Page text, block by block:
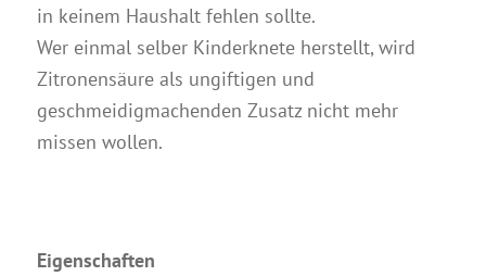
in keinem Haushalt fehlen sollte.
Wer einmal selber Kinderknete herstellt, wird
Zitronensäure als ungiftigen und
geschmeidigmachenden Zusatz nicht mehr
missen wollen.
Eigenschaften